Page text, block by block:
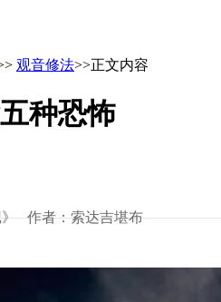
观音修法>>正文内容
种恐怖
》 作者：索达吉堪布